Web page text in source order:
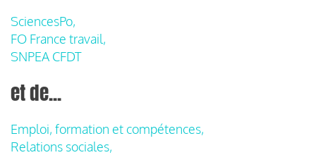
SciencesPo,
FO France travail,
SNPEA CFDT
et de...
Emploi, formation et compétences,
Relations sociales,